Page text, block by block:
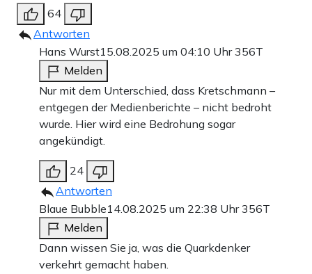
64
Antworten
Hans Wurst15.08.2025 um 04:10 Uhr356T
Melden
Nur mit dem Unterschied, dass Kretschmann –
entgegen der Medienberichte – nicht bedroht
wurde. Hier wird eine Bedrohung sogar
angekündigt.
24
Antworten
Blaue Bubble14.08.2025 um 22:38 Uhr356T
Melden
Dann wissen Sie ja, was die Quarkdenker
verkehrt gemacht haben.